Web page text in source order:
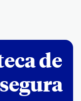
de